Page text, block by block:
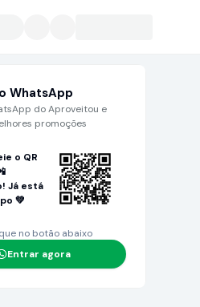
de não estar mais no valor anunciado!
WhatsApp
do Aproveitou e
promoções
o QR
Já está
💚
no botão abaixo
Entrar agora